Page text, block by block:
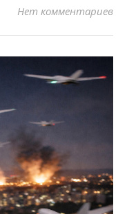
Нет комментариев